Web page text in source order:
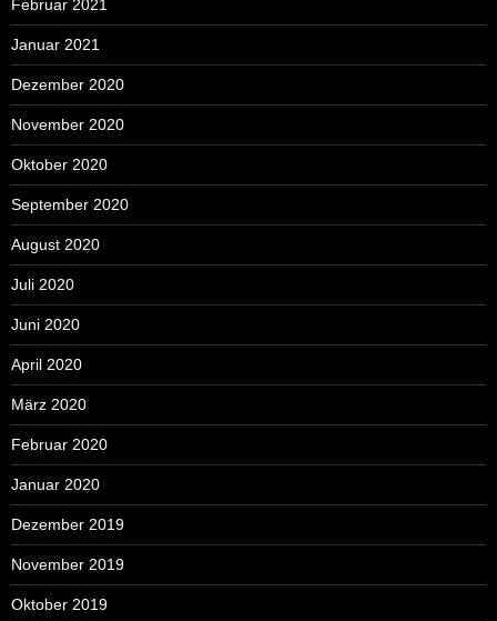
Februar 2021
Januar 2021
Dezember 2020
November 2020
Oktober 2020
September 2020
August 2020
Juli 2020
Juni 2020
April 2020
März 2020
Februar 2020
Januar 2020
Dezember 2019
November 2019
Oktober 2019